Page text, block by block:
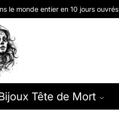
le monde entier en 10 jours ouvrés
Tête de Mort